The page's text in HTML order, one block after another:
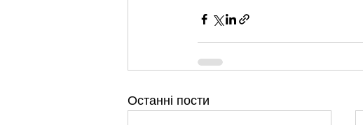
Останні пости